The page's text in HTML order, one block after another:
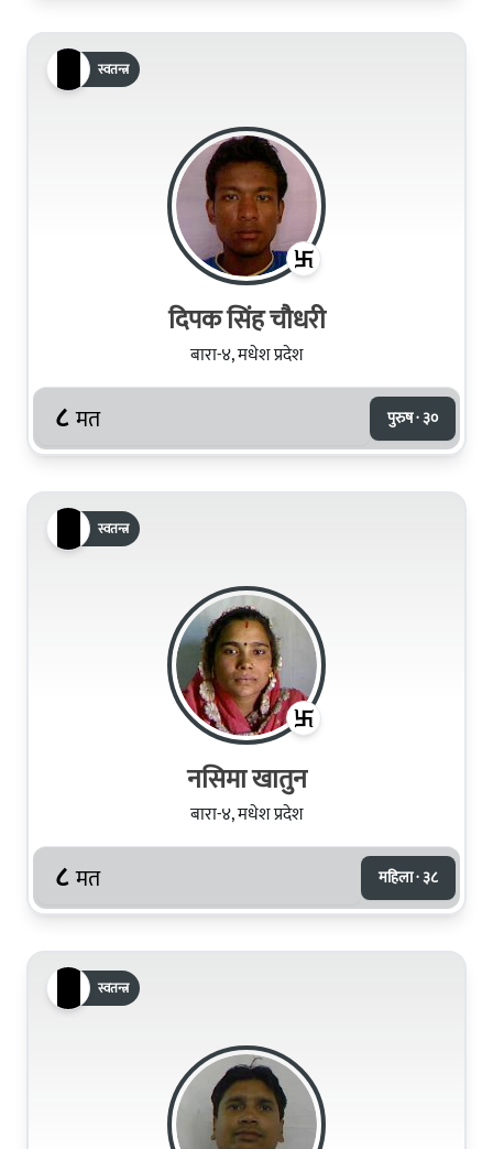
स्वतन्त्र
दिपक सिंह चौधरी
बारा-४, मधेश प्रदेश
८ मत पुरुष · ३०
स्वतन्त्र
नसिमा खातुन
बारा-४, मधेश प्रदेश
८ मत महिला · ३८
स्वतन्त्र